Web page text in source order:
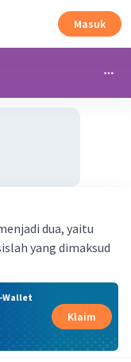
Masuk
dua, yaitu
yang dimaksud
Wallet
Klaim